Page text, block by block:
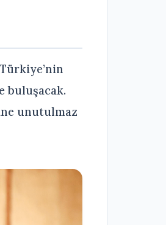
buluşacak.
unutulmaz